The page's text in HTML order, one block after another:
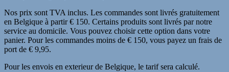
Nos prix sont TVA inclus. Les commandes sont livrés gratuitement
en Belgique à partir € 150. Certains produits sont livrés par notre
service au domicile. Vous pouvez choisir cette option dans votre
panier. Pour les commandes moins de € 150, vous payez un frais de
port de € 9,95.
Pour les envois en exterieur de Belgique, le tarif sera calculé.